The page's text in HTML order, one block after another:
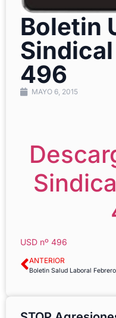
Boletin
496
MAYO 6, 2015
USD nº 496
ANTERIOR
Boletin Salud Laboral